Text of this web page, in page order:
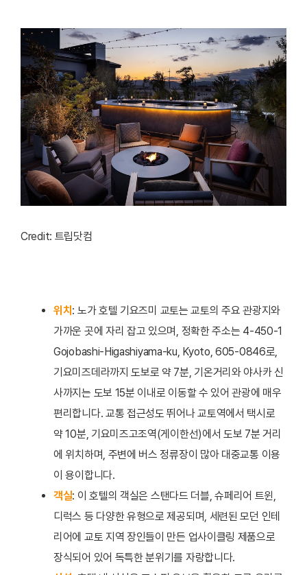
Credit: 트립닷컴
위치 : 노가 호텔 기요즈미 교토는 교토의 주요 관광지와
가까운 곳에 자리 잡고 있으며, 정확한 주소는 4-450-1
Gojobashi-Higashiyama-ku, Kyoto, 605-0846로,
기요미즈데라까지 도보로 약 7분, 기온거리와 야사카 신
사까지는 도보 15분 이내로 이동할 수 있어 관광에 매우
편리합니다. 교통 접근성도 뛰어나 교토역에서 택시로
약 10분, 기요미즈고조역(게이한선)에서 도보 7분 거리
에 위치하며, 주변에 버스 정류장이 많아 대중교통 이용
이 용이합니다.
객실: 이 호텔의 객실은 스탠다드 더블, 슈페리어 트윈,
디럭스 등 다양한 유형으로 제공되며, 세련된 모던 인테
리어에 교토 지역 장인들이 만든 업사이클링 제품으로
장식되어 있어 독특한 분위기를 자랑합니다.